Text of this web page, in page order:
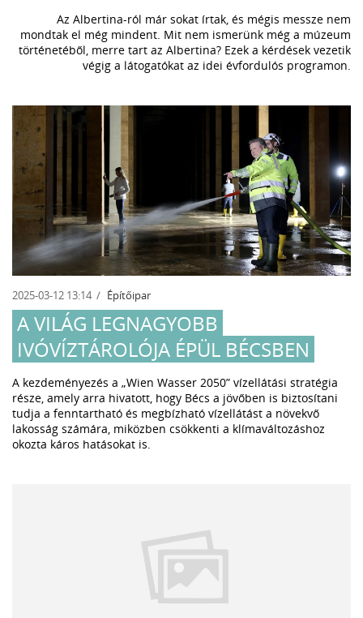
Az Albertina-ról már sokat írtak, és mégis messze nem
mondtak el még mindent. Mit nem ismerünk még a múzeum
történetéből, merre tart az Albertina? Ezek a kérdések vezetik
végig a látogatókat az idei évfordulós programon.
2025-03-12 13:14 Építőipar
A VILÁG LEGNAGYOBB
IVÓVÍZTÁROLÓJA ÉPÜL BÉCSBEN
A kezdeményezés a „Wien Wasser 2050” vízellátási stratégia
része, amely arra hivatott, hogy Bécs a jövőben is biztosítani
tudja a fenntartható és megbízható vízellátást a növekvő
lakosság számára, miközben csökkenti a klímaváltozáshoz
okozta káros hatásokat is.